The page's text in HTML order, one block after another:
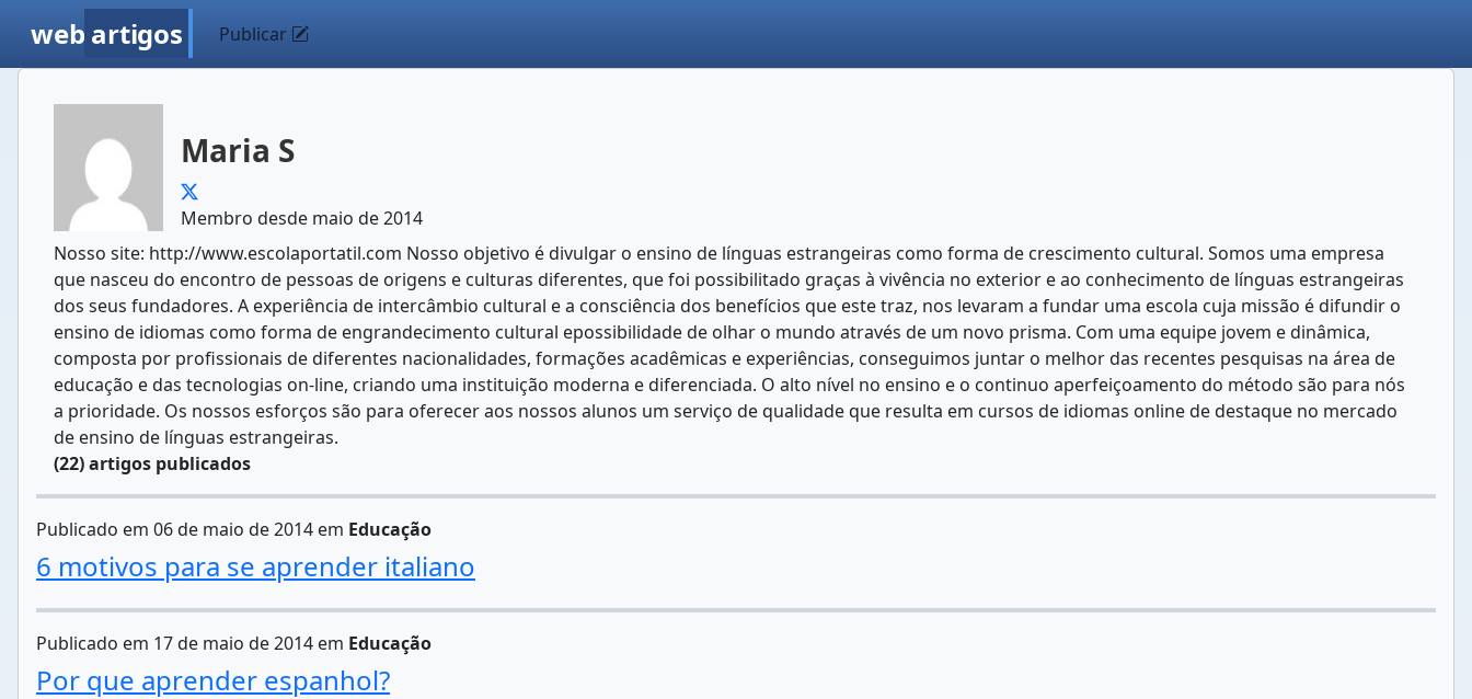
web artigos Publicar
Maria S
Membro desde maio de 2014
Nosso site: http://www.escolaportatil.com Nosso objetivo é divulgar o ensino de línguas estrangeiras como forma de crescimento cultural. Somos uma empresa
que nasceu do encontro de pessoas de origens e culturas diferentes, que foi possibilitado graças à vivência no exterior e ao conhecimento de línguas estrangeiras
dos seus fundadores. A experiência de intercâmbio cultural e a consciência dos benefícios que este traz, nos levaram a fundar uma escola cuja missão é difundir o
ensino de idiomas como forma de engrandecimento cultural epossibilidade de olhar o mundo através de um novo prisma. Com uma equipe jovem e dinâmica,
composta por profissionais de diferentes nacionalidades, formações acadêmicas e experiências, conseguimos juntar o melhor das recentes pesquisas na área de
educação e das tecnologias on-line, criando uma instituição moderna e diferenciada. O alto nível no ensino e o continuo aperfeiçoamento do método são para nós
a prioridade. Os nossos esforços são para oferecer aos nossos alunos um serviço de qualidade que resulta em cursos de idiomas online de destaque no mercado
de ensino de línguas estrangeiras.
(22) artigos publicados
Publicado em 06 de maio de 2014 em Educação
6 motivos para se aprender italiano
Publicado em 17 de maio de 2014 em Educação
Por que aprender espanhol?